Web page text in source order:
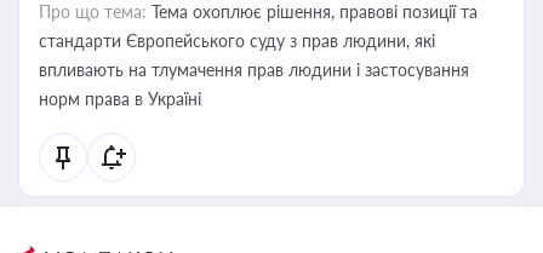
Про що тема: Тема охоплює рішення, правові позиції та
стандарти Європейського суду з прав людини, які
впливають на тлумачення прав людини і застосування
норм права в Україні